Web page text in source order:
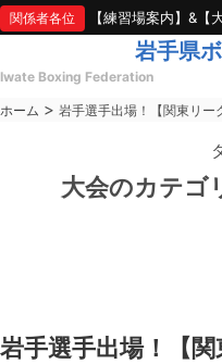
関係者各位 【練習場案内】&【
岩手県
Iwate Boxing Federation
ホーム > 岩手選手出場！【関東リ
japan
大会のカテゴ
岩手選手出場！【